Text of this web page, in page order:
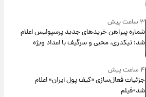
۳ ساعت پیش
شماره پیراهن خریدهای جدید پرسپولیس اعلام
شد؛ تیکدری، محبی و سرگیف با اعداد ویژه
۴ ساعت پیش
جزئیات فعال‌سازی «کیف پول ایران» اعلام
شد+فیلم